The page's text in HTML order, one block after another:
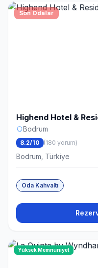
Son Odalar
Highend Hotel &
Bodrum
8.2/10 (180 yorum)
Bodrum, Türkiye
Oda Kahvaltı
Yüksek Memnuniyet